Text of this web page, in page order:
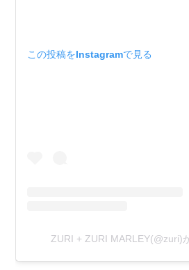
この投稿をInstagramで見る
ZURI + ZURI MARLEY(@zuri)